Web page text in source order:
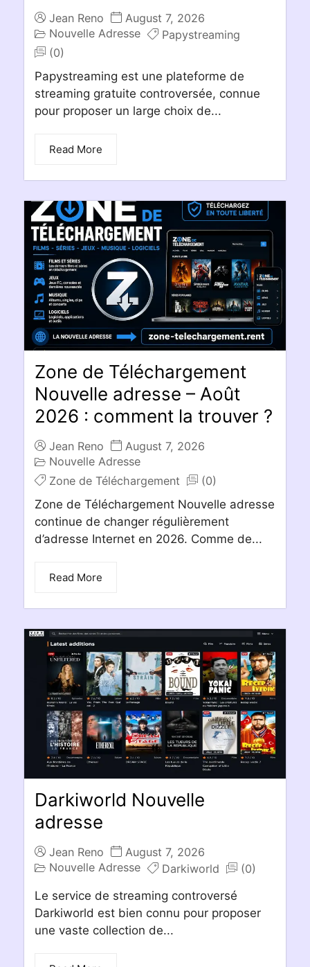
Jean Reno
August 7, 2026
Nouvelle Adresse
Papystreaming
(0)
Papystreaming est une plateforme de
streaming gratuite controversée, connue
pour proposer un large choix de...
Read More
Zone de Téléchargement
Nouvelle adresse – Août
2026 : comment la trouver ?
Jean Reno
August 7, 2026
Nouvelle Adresse
Zone de Téléchargement
(0)
Zone de Téléchargement Nouvelle adresse
continue de changer régulièrement
d’adresse Internet en 2026. Comme de...
Read More
Darkiworld Nouvelle
adresse
Jean Reno
August 7, 2026
Nouvelle Adresse
Darkiworld
(0)
Le service de streaming controversé
Darkiworld est bien connu pour proposer
une vaste collection de...